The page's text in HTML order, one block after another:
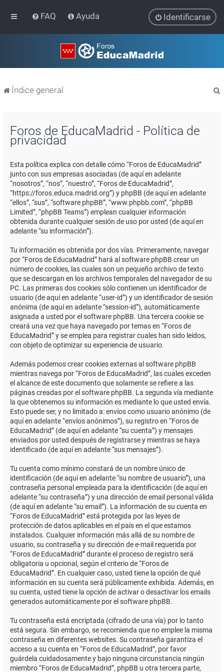
FAQ Ayuda Identificarse
Índice general
Foros de EducaMadrid - Política de
privacidad
Esta política explica con detalle cómo “Foros de EducaMadrid”
junto con sus empresas asociadas (de aquí en adelante
“nosotros”, “nos”, “nuestro”, “Foros de EducaMadrid”,
“https://foros.educa.madrid.org”) y phpBB (de aquí en adelante
“ellos”, “sus”, “software phpBB”, “www.phpbb.com”, “phpBB
Limited”, “phpBB Teams”) emplean cualquier información
obtenida durante cualquier sesión de uso por usted (de aquí en
adelante “su información”).
Tu información es obtenida por dos vías. Primeramente, navegar
por “Foros de EducaMadrid” hará al software phpBB crear un
número de cookies, las cuales son un pequeño archivo de texto
que se descargan en los archivos temporales del navegador de su
PC. Las primeras dos cookies sólo contienen un identificador de
usuario (de aquí en adelante “user-id”) y un identificador de sesión
anónima (de aquí en adelante “session-id”), automáticamente
asignada a usted por el software phpBB. Una tercera cookie se
creará una vez que haya navegado por temas en “Foros de
EducaMadrid” y se emplea para registrar cuales han sido leídos,
con objeto de optimizar su experiencia de usuario.
Además podemos crear cookies externas al software phpBB
mientras navega por “Foros de EducaMadrid”, las cuales exceden
el alcance de este documento que solamente se refiere a las
páginas creadas por el software phpBB. La segunda vía mediante
la que obtenemos su información es mediante lo que usted envía.
Esto puede ser, y no limitado a: envíos como usuario anónimo (de
aquí en adelante “envíos anónimos”), su registro en “Foros de
EducaMadrid” (de aquí en adelante “su cuenta”) y mensajes
enviados por usted después de registrarse y mientras se haya
identificado (de aquí en adelante “sus mensajes”).
Tu cuenta como mínimo constará de un nombre único de
identificación (de aquí en adelante “su nombre de usuario”), una
contraseña personal empleada para la identificación (de aquí en
adelante “su contraseña”) y una dirección de email personal válida
(de aquí en adelante “su email”). La información de su cuenta en
“Foros de EducaMadrid” está protegida por las leyes de
protección de datos aplicables en el país en el que estamos
instalados. Cualquier información más allá de su nombre de
usuario, su contraseña y su dirección de e-mail requerida por
“Foros de EducaMadrid” durante el proceso de registro será
obligatoria u opcional, según el criterio de “Foros de
EducaMadrid”. En cualquier caso, usted tiene la opción de qué
información en su cuenta será públicamente exhibida. Además, en
su cuenta, usted tiene la opción de activar o desactivar los emails
generados automáticamente por el software phpBB.
Tu contraseña está encriptada (cifrado de una vía) por lo tanto
está segura. Sin embargo, se recomienda que no emplee la misma
contraseña en diferentes websites. Su contraseña garantiza el
acceso a su cuenta en “Foros de EducaMadrid”, por favor
guárdela cuidadosamente y bajo ninguna circunstancia ningún
miembro “Foros de EducaMadrid”, phpBB u otra tercera parte,